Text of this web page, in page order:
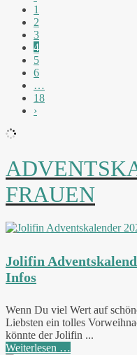
1
2
3
4
5
6
…
18
›
FRAUEN
Jolifin
Infos
Wenn Du viel Wert auf
Liebsten ein tolles
könnte der Jolifin ...
Weiterlesen …